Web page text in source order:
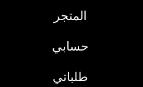
المتجر
حسابي
طلباتي